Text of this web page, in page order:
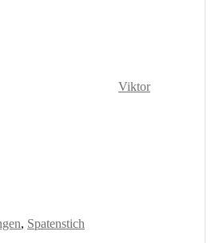
Viktor
, Spatenstich